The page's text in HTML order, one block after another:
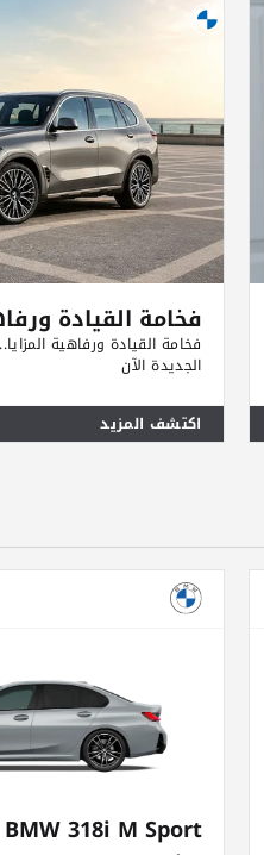
فخامة القيادة
الجديدة الآن
اكتشف المزيد
BMW 318i M Sport